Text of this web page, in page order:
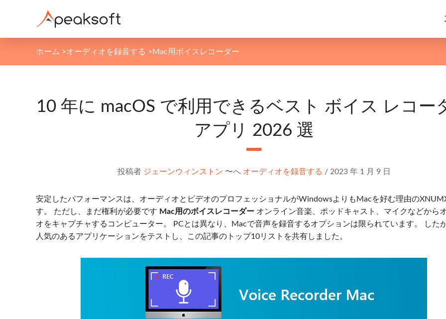
ホーム >オーディオを録音する >Mac用ボイスレコーダー
10 年に macOS で利用できるベスト ボイス レコー
アプリ 2026 選
投稿者 ジェーンウィンストン 〜へ オーディオを録音する / 2023 年 1 月 9 日
安定したパフォーマンスは、オーディオとビデオのプロフェッショナルがWindowsよりもMacを好む理由の
す。 ただし、まだ権利が必要です Mac用のボイスレコーダー オンライン音楽、ポッドキャスト、マイクなどから
オをキャプチャするコンピューター。 PCとは異なり、Macで音声を録音するオプションは限られています。 した
人気のあるアプリケーションをテストし、この記事のトップ10リストを共有しました。